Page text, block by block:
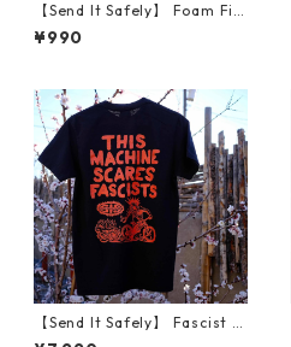
【Send It Safely】 Foam Fin
ger Reflective
¥990
【Send It Safely】 Fascist C
ycling Shirt (サイズM)